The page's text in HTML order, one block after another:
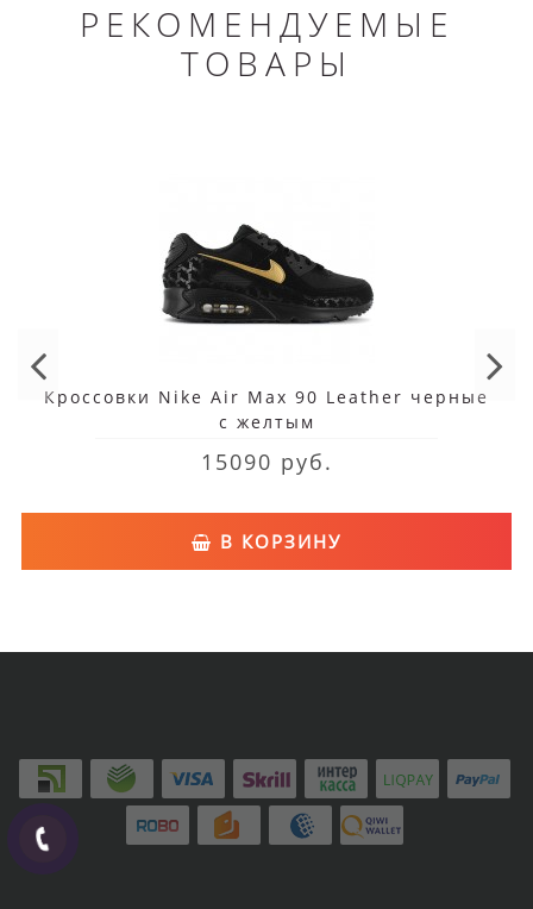
РЕКОМЕНДУЕМЫЕ
ТОВАРЫ
Кроссовки Nike Air Max 90 Leather черные
с желтым
15090 руб.
В КОРЗИНУ